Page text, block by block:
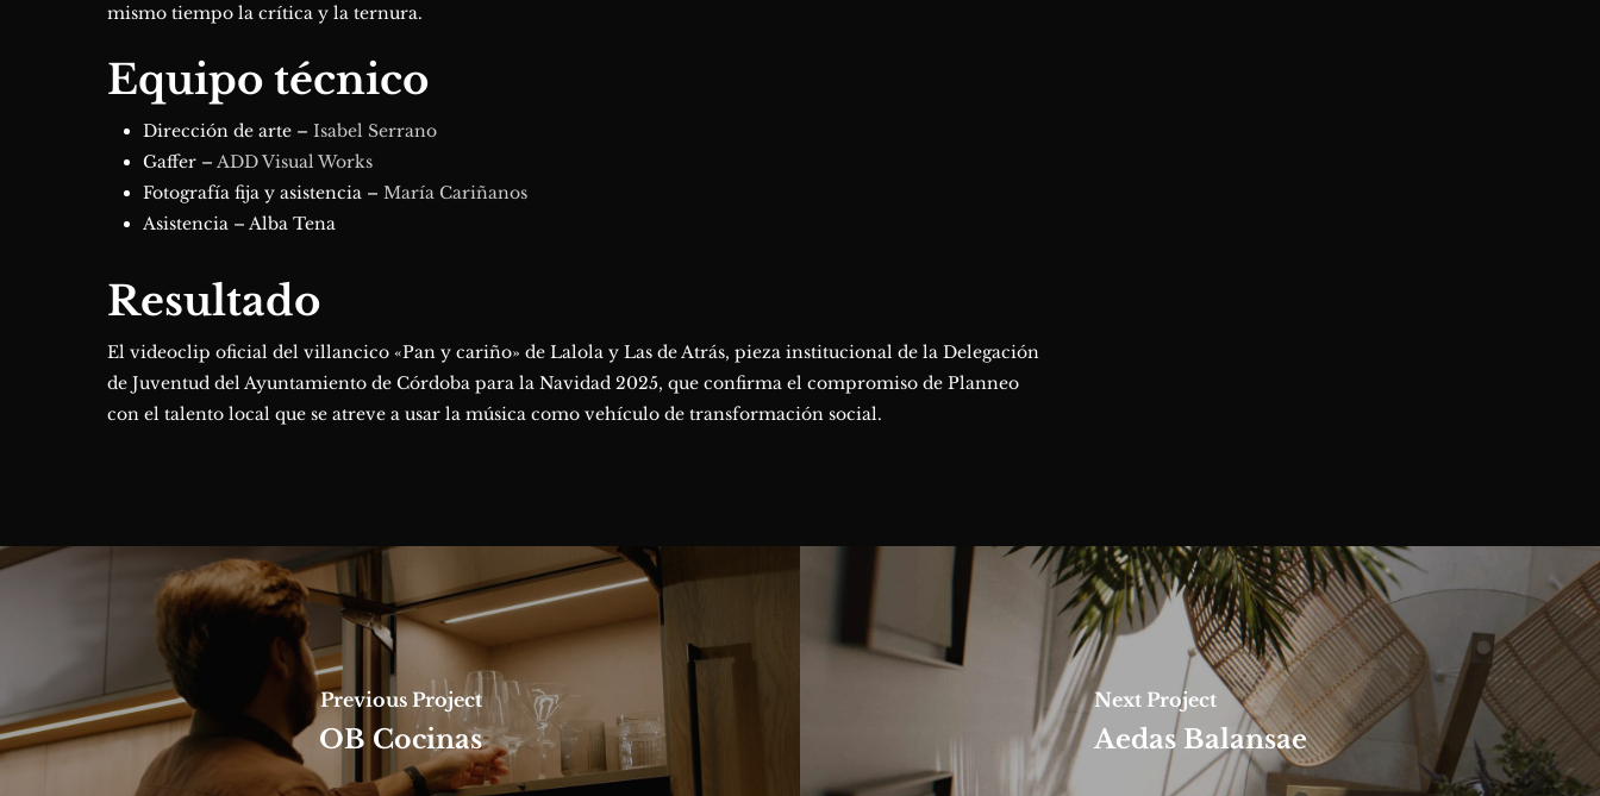
mismo tiempo la crítica y la ternura.
Equipo técnico
Dirección de arte –Isabel Serrano
Gaffer – ADD Visual Works
Fotografía fija y asistencia –María Cariñanos
Asistencia – Alba Tena
Resultado
El videoclip oficial del villancico «Pan y cariño» de Lalola y Las de Atrás, pieza institucional de la Delegación
de Juventud del Ayuntamiento de Córdoba para la Navidad 2025, que confirma el compromiso de Planneo
con el talento local que se atreve a usar la música como vehículo de transformación social.
Previous Project
OB Cocinas
Next Project
Aedas Balansae